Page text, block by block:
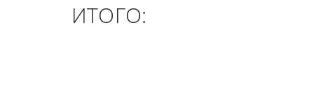
ИТОГО: